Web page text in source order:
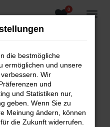
0
Error
dir helfen können:
die bestmögliche
ermöglichen und unsere
Wir
und
und Statistiken nur,
geben. Wenn Sie zu
Meinung ändern, können
die Zukunft widerrufen.